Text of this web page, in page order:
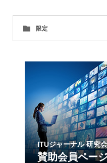
ITUジャーナル 研究
賛助会員ペー
限定